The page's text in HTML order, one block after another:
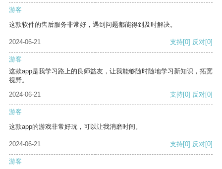
游客
这款软件的售后服务非常好，遇到问题都能得到及时解决。
2024-06-21 支持[0] 反对[0]
游客
这款app是我学习路上的良师益友，让我能够随时随地学习新知识，拓宽
视野。
2024-06-21
支持[0] 反对[0]
游客
这款app的游戏非常好玩，可以让我消磨时间。
2024-06-21 支持[0] 反对[0]
游客